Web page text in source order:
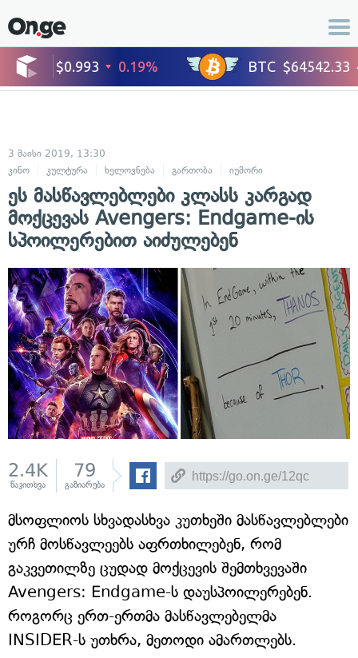
3 მაისი 2019, 13:30
კინო
კულტურა ხელოვნება გართობა იუმორი
ეს მასწავლებლები კლასს კარგად
მოქცევას Avengers: Endgame-ის
სპოილერებით აიძულებენ
2.4K
წაკითხვა
79
გაზიარება
მსოფლიოს სხვადასხვა კუთხეში მასწავლებლები
ურჩ მოსწავლეებს აფრთხილებენ, რომ
გაკვეთილზე ცუდად მოქცევის შემთხვევაში
Avengers: Endgame-ს დაუსპოილერებენ.
როგორც ერთ-ერთმა მასწავლებელმა
INSIDER-ს უთხრა, მეთოდი ამართლებს.